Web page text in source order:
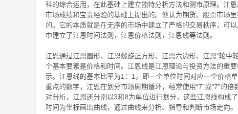
科的综合运用，在此基础上建立独特分析方法和测市原理。江
市场成绩和宝贵经验的基础上提出的。他认为期货、股票市场
的。它的本质就是在无序的市场中建立了严格的交易秩序，可
中建立了江恩时间法则，江恩价格法则，江恩线等法则。
江恩通过江恩圆形、江恩螺旋正方形、江恩六边形、江恩“轮
个基本要素是价格和时间。江恩线是江恩理论与投资方法的重
示。江恩线的基本比率为1：1，即一个单位时间对应一个价格
重点的数字，江恩在划分市场周期循环，经常使用“7”或“7”的
对分析，江恩还分别以3和8为单位进行划分，这些江恩线构成
时间为坐标画出曲线，通过曲线来分析、指导和判断市场走向。